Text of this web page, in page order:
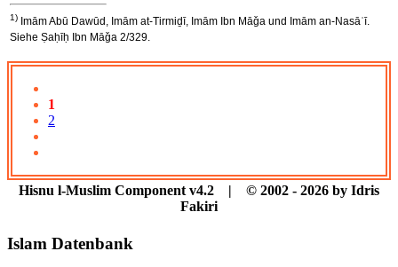
1) Imām Abū Dawūd, Imām at-Tirmiḏī, Imām Ibn Māǧa und Imām an-Nasāʾī.
Siehe Ṣaḥīḥ Ibn Māǧa 2/329.
1
2
Hisnu l-Muslim Component v4.2 | © 2002 - 2026 by Idris
Fakiri
Islam Datenbank